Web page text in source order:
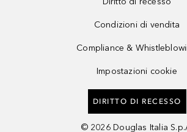
Condizioni di vendita
Compliance &
Impostazioni cookie
DIRITTO DI RECESSO
© 2026 Douglas Italia